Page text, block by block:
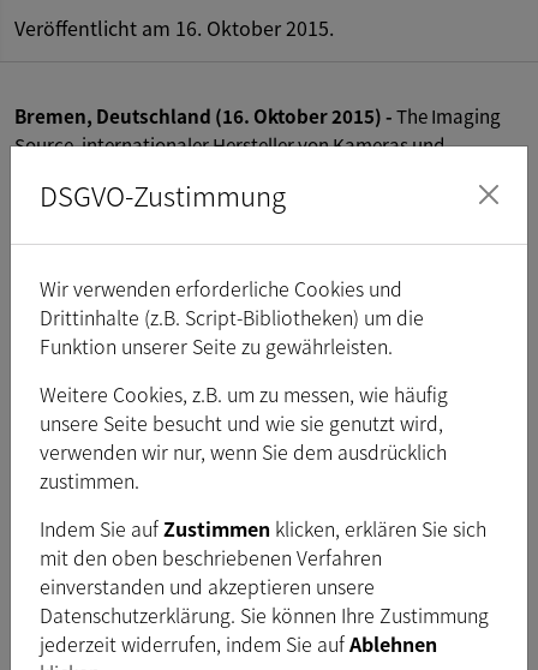
Veröffentlicht am 16. Oktober 2015.
Bremen, Deutschland (16. Oktober 2015) -The Imaging
Source, internationaler Hersteller von Kameras und
Kameraserie mit dem Sony Full HD Sensor IMX174 bereit.
Die Kameras bestechen durch eine außergewöhnlich gute
Bildqualität bei hoher Lichtempfindlichkeit und sind somit
beispielsweise zur Aufnahme von schwach fluoreszierenden
Substanzen geeignet. Die Kameras werden in einem
kompakten und robusten Industriegehäuse mit C/CS-Mount
ausgeliefert und sind mit GigE (PoE) oder USB3-Interface in
Monochrom und Farbe erhältlich. Bei Full HD erreichen die
Kameras eine maximale Bildrate von 60 fps, bei VGA-
Auflösung bis zu 120 Bilder pro Sekunde. Zusätzlich im
auch ein Tool zur On-Screen-Vermessung und
Bildakquisition. Mit integriertem HDR/WDR (High/Wide
Dynamic Range) und einer Auflösung von VGA bis Full HD sind
die Kameras besonders für anspruchsvolle Aufgaben in der
Mikroskopie, Automatisierung, Qualitätssicherung, Medizin,
DSGVO-Zustimmung
Wir verwenden erforderliche Cookies und
Drittinhalte (z.B. Script-Bibliotheken) um die
Funktion unserer Seite zu gewährleisten.
Weitere Cookies, z.B. um zu messen, wie häufig
unsere Seite besucht und wie sie genutzt wird,
verwenden wir nur, wenn Sie dem ausdrücklich
zustimmen.
Indem Sie aufZustimmen klicken, erklären Sie sich
mit den oben beschriebenen Verfahren
einverstanden und akzeptieren unsere
Datenschutzerklärung. Sie können Ihre Zustimmung
jederzeit widerrufen, indem Sie aufAblehnen